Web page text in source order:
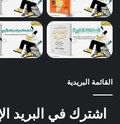
القائمة البريدية
اشترك في البريد